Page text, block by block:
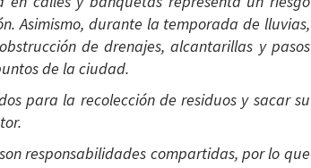
Asimismo, durante la temporada de lluvias,
de drenajes, alcantarillas y pasos
de la ciudad.
para la recolección de residuos y sacar su
responsabilidades compartidas, por lo que